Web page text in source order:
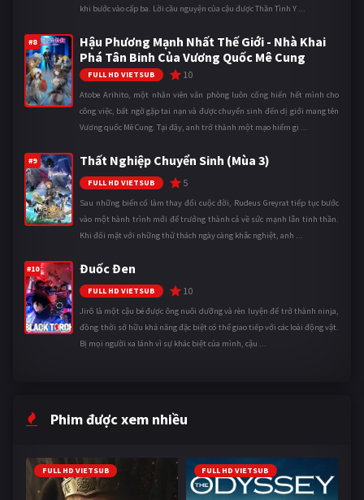
khi bước vào cấp ba. Lời cầu nguyện của cậu được Thần Tình Y ...
#8
Hậu Phương Mạnh Nhất Thế Giới - Nhà Khai
Phá Tân Binh Của Vương Quốc Mê Cung
FULL HD VIETSUB 10
Atobe Arihito, một nhân viên văn phòng luôn cống hiến hết mình cho
công việc, bất ngờ gặp tai nạn và được chuyển sinh đến dị giới mang tên
Vương quốc Mê Cung. Tại đây, anh trở thành một mạo hiểm gi ...
#9 Thất Nghiệp Chuyển Sinh (Mùa 3)
FULL HD VIETSUB 5
Sau những biến cố làm thay đổi cuộc đời, Rudeus Greyrat tiếp tục bước
vào một hành trình mới để trưởng thành cả về sức mạnh lẫn tinh thần.
Khi đối mặt với những thử thách ngày càng khắc nghiệt, anh ...
#10 Đuốc Đen
FULL HD VIETSUB 10
Jirô là một cậu bé được ông nuôi dưỡng và rèn luyện để trở thành ninja,
đồng thời sở hữu khả năng đặc biệt có thể giao tiếp với các loài động vật.
Bị mọi người xa lánh vì sự khác biệt của mình, cậu ...
Phim được xem nhiều
FULL HD VIETSUB FULL HD VIETSUB